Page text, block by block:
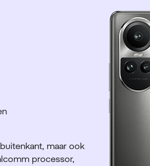
maar ook
processor,